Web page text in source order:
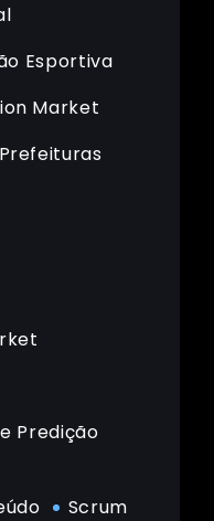
Esportiva
Market
Prefeituras
Predição
Scrum